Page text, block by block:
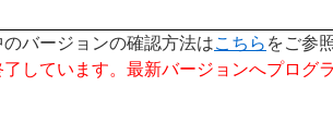
バージョンの確認方法はこちら をご参
しています。最新バージョンへプログ